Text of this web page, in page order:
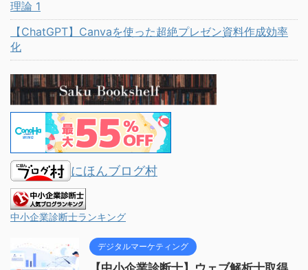
理論 1
【ChatGPT】Canvaを使った超絶プレゼン資料作成効率
化
にほんブログ村
中小企業診断士ランキング
デジタルマーケティング